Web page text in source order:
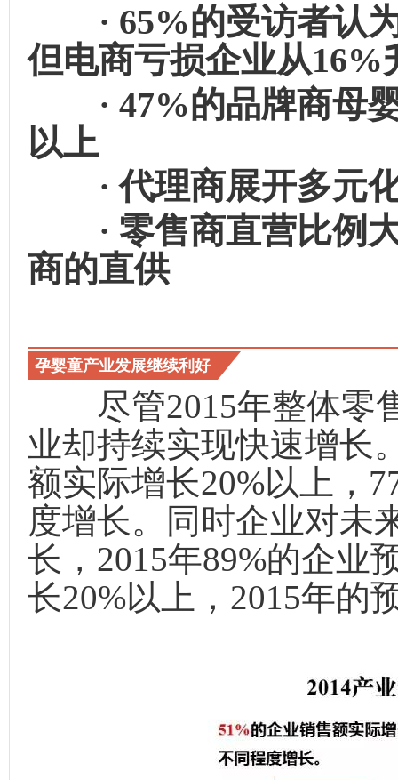
· 65%的受访者认为
但电商亏损企业从16%
· 47%的品牌商母婴
以上
· 代理商展开多元
· 零售商直营比例大
商的直供
孕婴童产业发展继续利好
尽管2015年整体零
业却持续实现快速增长
额实际增长20%以上，
度增长。同时企业对未
长，2015年89%的企业
长20%以上，2015年的